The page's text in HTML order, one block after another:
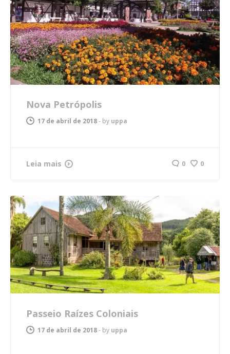
Nova Petrópolis
17 de abril de 2018- by uppa
Leia mais 0 0
Passeio Raízes Coloniais
17 de abril de 2018- by uppa